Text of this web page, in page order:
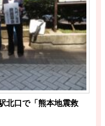
北口で「熊本地震救